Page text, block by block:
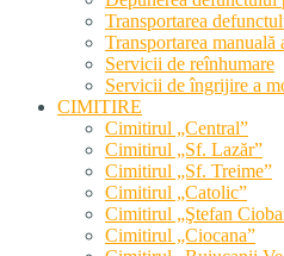
Transportarea
Transportarea manuală
Servicii de reînhumare
Servicii de îngrijire a
CIMITIRE
Cimitirul „Central”
Cimitirul „Sf. Lazăr”
Cimitirul „Sf. Treime”
Cimitirul „Catolic”
Cimitirul „Ştefan
Cimitirul „Ciocana”